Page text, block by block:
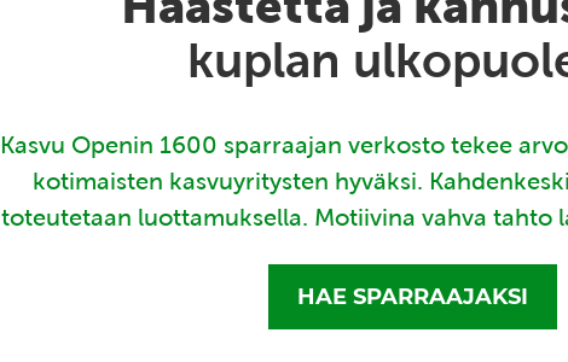
kuplan
Kasvu Openin 1600 sparraajan verkosto tekee
kotimaisten kasvuyritysten hyväksi.
toteutetaan luottamuksella. Motiivina vahva tahto
HAE SPARRAAJAKSI